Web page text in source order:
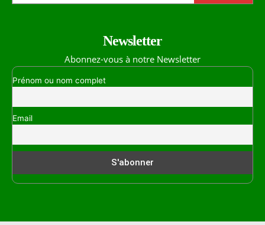
Newsletter
Abonnez-vous à notre Newsletter
Prénom ou nom complet
Email